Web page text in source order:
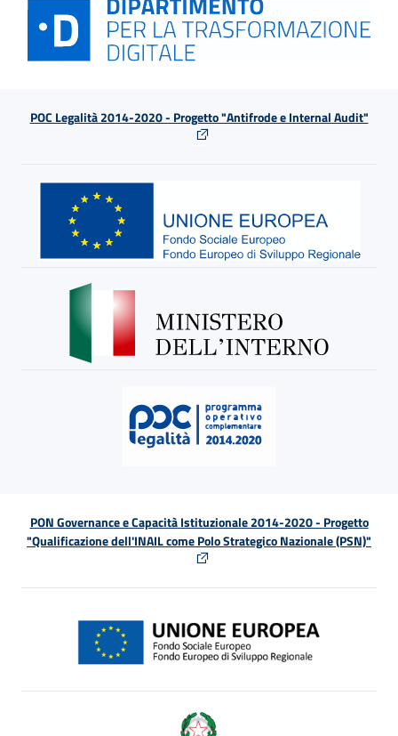
POC Legalità 2014-2020 - Progetto "Antifrode e Internal Audit"
PON Governance e Capacità Istituzionale 2014-2020 - Progetto
"Qualificazione dell'INAIL come Polo Strategico Nazionale (PSN)"